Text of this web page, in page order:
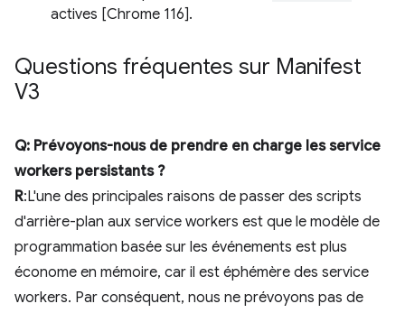
actives [Chrome 116].
Questions fréquentes sur Manifest
V3
Q: Prévoyons-nous de prendre en charge les service
workers persistants ?
R:L'une des principales raisons de passer des scripts
d'arrière-plan aux service workers est que le modèle de
programmation basée sur les événements est plus
économe en mémoire, car il est éphémère des service
workers. Par conséquent, nous ne prévoyons pas de